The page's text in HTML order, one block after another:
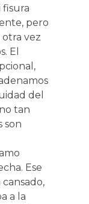
fisura
pero
vez
El
del
tan
son
Ese
a la